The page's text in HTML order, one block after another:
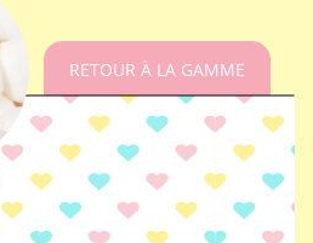
RETOUR À LA GAMME